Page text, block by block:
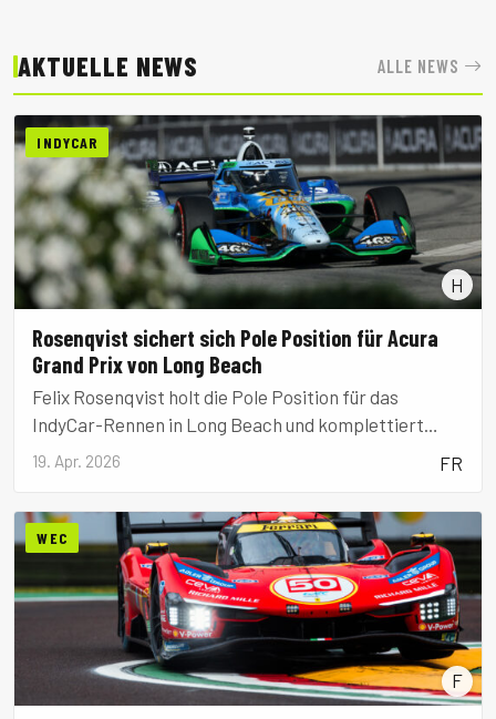
AKTUELLE NEWS ALLE NEWS
INDYCAR
H
Rosenqvist sichert sich Pole Position für Acura
Grand Prix von Long Beach
Felix Rosenqvist holt die Pole Position für das
IndyCar-Rennen in Long Beach und komplettiert
damit einen perfekten Tag für Meyer Shank Racing
19. Apr. 2026 FR
WEC
F